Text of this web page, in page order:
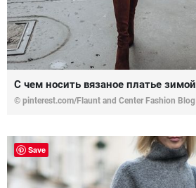
С чем носить вязаное платье зимой
© pinterest.com/Flaunt and Center Fashion Blog
Save